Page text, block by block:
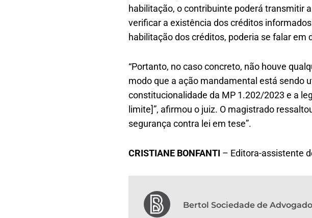
habilitação, o contribuinte poderá transmitir
verificar a existência dos créditos
habilitação dos créditos, poderia se falar
“Portanto, no caso concreto, não houve
modo que a ação mandamental está sendo
constitucionalidade da MP 1.202/2023 e a
limite]”, afirmou o juiz. O magistrado
segurança contra lei em tese”.
CRISTIANE BONFANTI – Editora-assistente
Bertol Sociedade de